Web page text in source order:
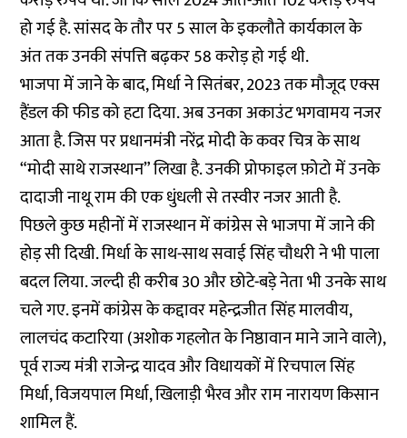
हो गई है. सांसद के तौर पर 5 साल के इकलौते कार्यकाल के
अंत तक उनकी संपत्ति बढ़कर 58 करोड़ हो गई थी.
भाजपा में जाने के बाद, मिर्धा ने सितंबर, 2023 तक मौजूद एक्स
हैंडल की फीड को हटा दिया. अब उनका अकाउंट भगवामय नजर
आता है. जिस पर प्रधानमंत्री नरेंद्र मोदी के कवर चित्र के साथ
“मोदी साथे राजस्थान” लिखा है. उनकी प्रोफाइल फ़ोटो में उनके
दादाजी नाथू राम की एक धुंधली से तस्वीर नजर आती है.
पिछले कुछ महीनों में राजस्थान में कांग्रेस से भाजपा में जाने की
होड़ सी दिखी. मिर्धा के साथ-साथ सवाई सिंह चौधरी ने भी पाला
बदल लिया. जल्दी ही करीब 30 और छोटे-बड़े नेता भी उनके साथ
चले गए. इनमें कांग्रेस के कद्दावर महेन्द्रजीत सिंह मालवीय,
लालचंद कटारिया (अशोक गहलोत के निष्ठावान माने जाने वाले),
पूर्व राज्य मंत्री राजेन्द्र यादव और विधायकों में रिचपाल सिंह
मिर्धा, विजयपाल मिर्धा, खिलाड़ी भैरव और राम नारायण किसान
शामिल हैं.